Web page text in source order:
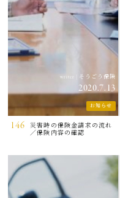
146
災害時の保険金請求の流れ
／保険内容の確認
writer そうごう保険
2020.7.13
お知らせ